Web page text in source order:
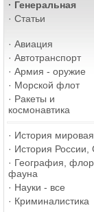
· Генеральная
· Статьи
· Авиация
· Автотранспорт
· Армия - оружие
· Морской флот
· Ракеты и
космонавтика
· История мировая
· История
· География,
фауна
· Науки - все
· Криминалистика